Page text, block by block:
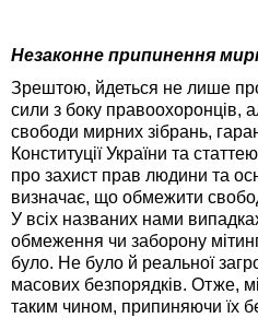
Незаконне припинення
Зрештою, йдеться не лише
сили з боку правоохоронців,
свободи мирних зібрань,
Конституції України та
про захист прав людини та
визначає, що обмежити
У всіх названих нами
обмеження чи заборону
було. Не було й реальної
масових безпорядків. Отже,
таким чином, припиняючи їх